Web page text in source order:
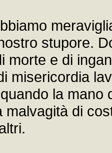
stupore.
morte e di
misericordia
la
malvagità di